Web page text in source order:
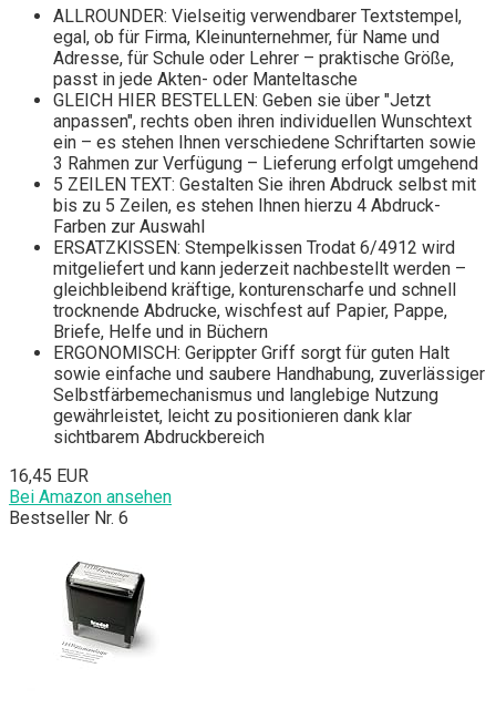
ALLROUNDER: Vielseitig verwendbarer Textstempel,
egal, ob für Firma, Kleinunternehmer, für Name und
Adresse, für Schule oder Lehrer – praktische Größe,
passt in jede Akten- oder Manteltasche
GLEICH HIER BESTELLEN: Geben sie über "Jetzt
anpassen", rechts oben ihren individuellen Wunschtext
ein – es stehen Ihnen verschiedene Schriftarten sowie
3 Rahmen zur Verfügung – Lieferung erfolgt umgehend
5 ZEILEN TEXT: Gestalten Sie ihren Abdruck selbst mit
bis zu 5 Zeilen, es stehen Ihnen hierzu 4 Abdruck-
Farben zur Auswahl
ERSATZKISSEN: Stempelkissen Trodat 6/4912 wird
mitgeliefert und kann jederzeit nachbestellt werden –
gleichbleibend kräftige, konturenscharfe und schnell
trocknende Abdrucke, wischfest auf Papier, Pappe,
Briefe, Helfe und in Büchern
ERGONOMISCH: Gerippter Griff sorgt für guten Halt
sowie einfache und saubere Handhabung, zuverlässiger
Selbstfärbemechanismus und langlebige Nutzung
gewährleistet, leicht zu positionieren dank klar
sichtbarem Abdruckbereich
16,45 EUR
Bei Amazon ansehen
Bestseller Nr. 6